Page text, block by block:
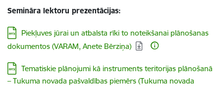
Semināra lektoru prezentācijas:
Lejupielādēt:
Piekļuves jūrai un atbalsta rīki to noteikšanai plānošanas
dokumentos (VARAM, Anete Bērziņa)
Lejupielādēt:
Tematiskie plānojumi kā instruments teritorijas plānošanā
– Tukuma novada pašvaldības piemērs (Tukuma novada